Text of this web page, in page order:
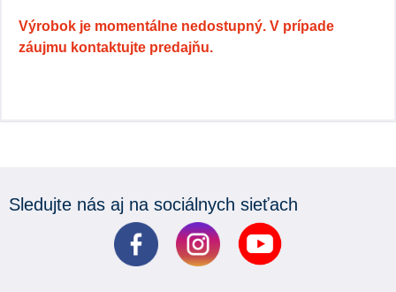
Výrobok je momentálne nedostupný. V prípade
záujmu kontaktujte predajňu.
Sledujte nás aj na sociálnych sieťach